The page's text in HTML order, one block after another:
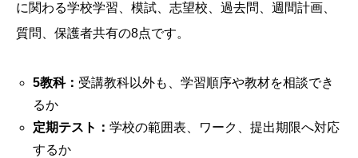
に関わる学校学習、模試、志望校、過去問、週間計画、
質問、保護者共有の8点です。
5教科： 受講教科以外も、学習順序や教材を相談でき
るか
定期テスト： 学校の範囲表、ワーク、提出期限へ対応
するか